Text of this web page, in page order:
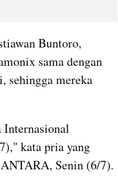
Buntoro,
sama dengan
sehingga mereka
Internasional
kata pria yang
Senin (6/7).